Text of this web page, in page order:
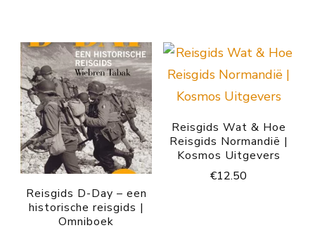
Reisgids D-Day – een
historische reisgids |
Omniboek
Reisgids Wat & Hoe
Reisgids Normandië |
Kosmos Uitgevers
€12.50